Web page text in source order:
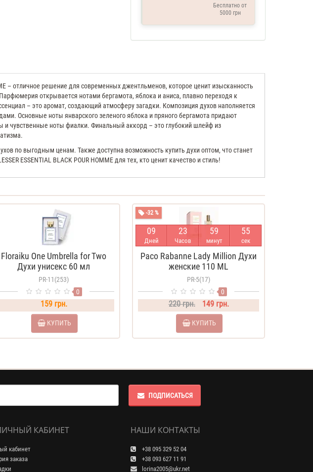
Бесплатно от
5000 грн
– отличное решение для современных джентльменов, которое ценит изысканность
открывается нотами бергамота, яблока и аниса, плавно переходя к
– это аромат, создающий атмосферу загадки. Композиция духов наполняется
Основные ноты январского зеленого яблока и пряного бергамота придают
и чувственные ноты фиалки. Финальный аккорд – это глубокий шлейф из
по выгодным ценам. Также доступна возможность купить духи оптом, что станет
ESSENTIAL BLACK POUR HOMME для тех, кто ценит качество и стиль!
Floraiku One Umbrella for Two
Духи унисекс 60 мл
PR-11(253)
0
159 грн.
КУПИТЬ
-32 %
09
Дней
23
Часов
59
минут
54
сек
Paco Rabanne Lady Million Духи
женские 110 ML
PR-5(17)
0
220 грн. 149 грн.
КУПИТЬ
ПОДПИСАТЬСЯ
КАБИНЕТ
кабинет
заказа
НАШИ КОНТАКТЫ
+38 095 329 52 04
+38 093 627 11 91
lorina2005@ukr.net